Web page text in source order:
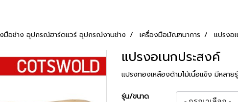
งมือช่าง อุปกรณ์ฮาร์ดแวร์ อุปกรณ์งานช่าง เครื่องมือมัณฑนาการ แปรงอ
แปรงอเนกประสงค์
แปรงทองเหลืองด้ามไม้เนื้อแข็ง มีหลา
รุ่น/ขนาด